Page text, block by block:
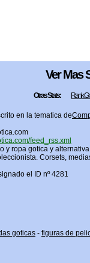
Ver Mas
Otras Stats: Rank
en la tematica de
feed_rss.xml
y ropa gotica y
Corsets,
el ID nº 4281
goticas - figuras de